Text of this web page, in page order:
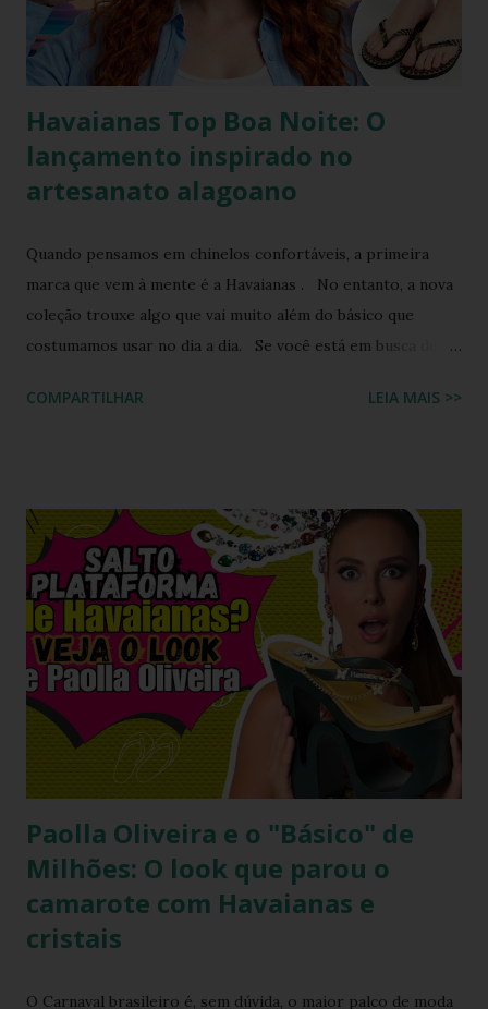
fashionista: a fusão impecável da lendária sola de borracha
Havaianas com tiras revestidas de tecido drapeado com
toqu...
Havaianas Top Boa Noite: O
lançamento inspirado no
artesanato alagoano
Quando pensamos em chinelos confortáveis, a primeira
marca que vem à mente é a Havaianas . No entanto, a nova
coleção trouxe algo que vai muito além do básico que
costumamos usar no dia a dia. Se você está em busca de
riqueza cultural do Nordeste brasileiro, o Chinelo
verdadeira declaração de estilo e arte. Você já imaginou
carregar na sola dos seus pés uma tradição que é
transmitida de geração em geração pelas artesãs do sertão
alagoano? O grande segredo deste lançamento está na
habilidade de traduzir a identidade cultural brasileira em um
acessório de moda contemporâneo, sem perder a essência
da versatilidade que consagrou o formato clássico. É a
união perfeita entre a tradição nordestina e a modernidade
urbana que o seu guarda-ro...
COMPARTILHAR LEIA MAIS >>
Paolla Oliveira e o "Básico" de
Milhões: O look que parou o
camarote com Havaianas e
cristais
O Carnaval brasileiro é, sem dúvida, o maior palco de moda